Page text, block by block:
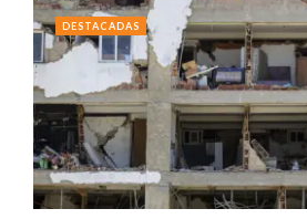
DESTACADAS